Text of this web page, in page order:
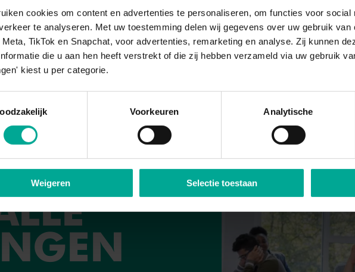
cookies om content en advertenties te personaliseren, om functies voor
te analyseren. Met uw toestemming delen wij gegevens over uw gebruik van
Meta, TikTok en Snapchat, voor advertenties, remarketing en analyse. Zij kunnen
die u aan hen heeft verstrekt of die zij hebben verzameld via uw gebruik
kiest u per categorie.
Voorkeuren Analytische
Weigeren Selectie toestaan
Techniekwaar je onderdelen monteert
Logistiek waar je veel moet regelen en plannen
Auto-industriewaar je gaat klussen aan auto’s
Winkel waar je klanten helpt
JE WERKPLEK
Bouwbedrijf, Schildersbedrijf, Stratenmaker
Verpleeghuizen, Verzorgingstehuizen,
Groothandel, Transportbedrijf, Distributiecentrum
Winkelbedrijven, logistieke afdelingen, magazijnen